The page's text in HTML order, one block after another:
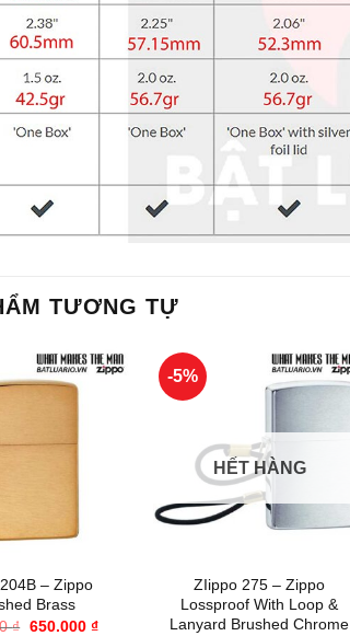
TƯƠNG TỰ
– Zippo
Brass
₫ Giá
650.000 ₫Giá
-5%
HẾT HÀNG
ZIippo 275 – Zippo
Lossproof With Loop &
Lanyard Brushed Chrome